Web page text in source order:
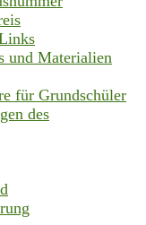
und Materialien
für Grundschüler
des